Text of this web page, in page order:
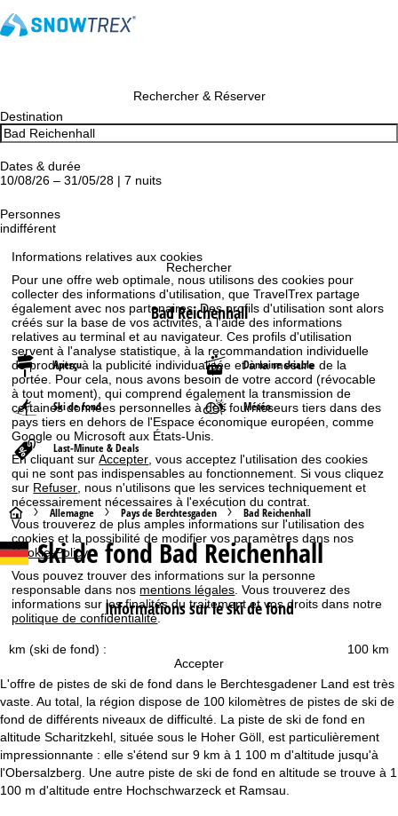
Informations relatives aux cookies
Pour une offre web optimale, nous utilisons des cookies pour
collecter des informations d'utilisation, que TravelTrex partage
également avec nos partenaires. Des profils d'utilisation sont alors
créés sur la base de vos activités, à l'aide des informations
relatives au terminal et au navigateur. Ces profils d'utilisation
servent à l'analyse statistique, à la recommandation individuelle
de produits, à la publicité individualisée et à la mesure de la
portée. Pour cela, nous avons besoin de votre accord (révocable
à tout moment), qui comprend également la transmission de
certaines données personnelles à des fournisseurs tiers dans des
pays tiers en dehors de l'Espace économique européen, comme
Google ou Microsoft aux États-Unis.
En cliquant surAccepter, vous acceptez l'utilisation des cookies
qui ne sont pas indispensables au fonctionnement. Si vous cliquez
sur Refuser, nous n'utilisons que les services techniquement et
nécessairement nécessaires à l'exécution du contrat.
Vous trouverez de plus amples informations sur l'utilisation des
cookies et la possibilité de modifier vos paramètres dans nos
Cookie-Policy.
Vous pouvez trouver des informations sur la personne
responsable dans nos mentions légales . Vous trouverez des
informations sur les finalités du traitement et vos droits dans notre
politique de confidentialité.
Accepter
Rechercher & Réserver
Destination
Dates & durée
10/08/26 – 31/05/28 | 7 nuits
Personnes
indifférent
Rechercher
Bad Reichenhall
Aperçu Domaine skiable
Ski de fond Météo
Last-Minute & Deals
P
a
g
e
d
a
Allemagne Pays de Berchtesgaden Bad Reichenhall
Ski de fond Bad Reichenhall
Informations sur le ski de fond
100 km
km (ski de fond) :
L'offre de pistes de ski de fond dans le Berchtesgadener Land est très
vaste. Au total, la région dispose de 100 kilomètres de pistes de ski de
fond de différents niveaux de difficulté. La piste de ski de fond en
altitude Scharitzkehl, située sous le Hoher Göll, est particulièrement
impressionnante : elle s'étend sur 9 km à 1 100 m d'altitude jusqu'à
l'Obersalzberg. Une autre piste de ski de fond en altitude se trouve à 1
100 m d'altitude entre Hochschwarzeck et Ramsau.